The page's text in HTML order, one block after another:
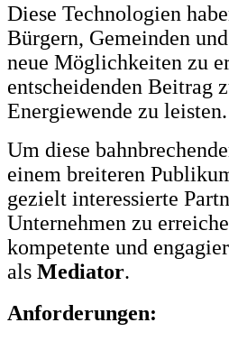
Diese Technologien
Bürgern, Gemeinden
neue Möglichkeiten zu
entscheidenden Beitrag
Energiewende zu leisten.
Um diese
einem breiteren
gezielt interessierte
Unternehmen zu
kompetente und
als Mediator.
Anforderungen: